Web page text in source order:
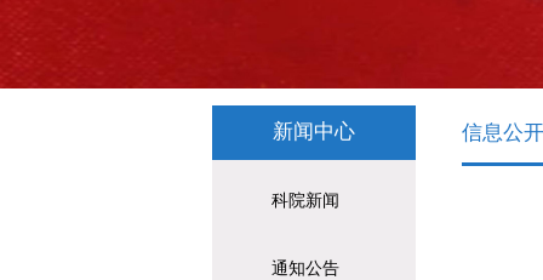
新闻中心
科院新闻
通知公告
信息公开